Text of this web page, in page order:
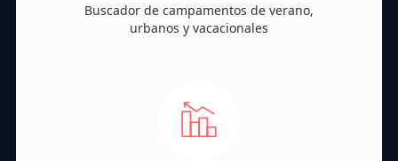
Buscador de campamentos de verano,
urbanos y vacacionales